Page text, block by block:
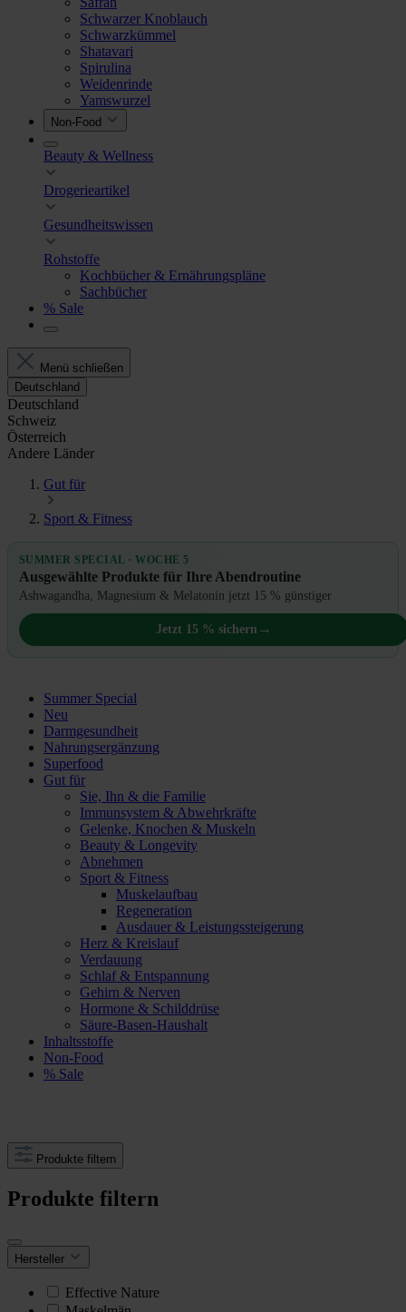
Schwarzer Knoblauch
Schwarzkümmel
Shatavari
Spirulina
Weidenrinde
Yamswurzel
Non-Food
Beauty & Wellness
Drogerieartikel
Gesundheitswissen
Rohstoffe
Kochbücher & Ernährungspläne
Sachbücher
% Sale
Menü schließen
Deutschland
Deutschland
Schweiz
Österreich
Andere Länder
Gut für
Sport & Fitness
SUMMER SPECIAL · WOCHE 5
Ausgewählte Produkte für Ihre Abendroutine
Ashwagandha, Magnesium & Melatonin jetzt 15 % günstiger
Jetzt 15 % sichern →
Summer Special
Neu
Darmgesundheit
Nahrungsergänzung
Superfood
Gut für
Sie, Ihn & die Familie
Immunsystem & Abwehrkräfte
Gelenke, Knochen & Muskeln
Beauty & Longevity
Abnehmen
Sport & Fitness
Muskelaufbau
Regeneration
Ausdauer & Leistungssteigerung
Herz & Kreislauf
Verdauung
Schlaf & Entspannung
Gehirn & Nerven
Hormone & Schilddrüse
Säure-Basen-Haushalt
Inhaltsstoffe
Non-Food
% Sale
Produkte filtern
Produkte filtern
Hersteller
Effective Nature